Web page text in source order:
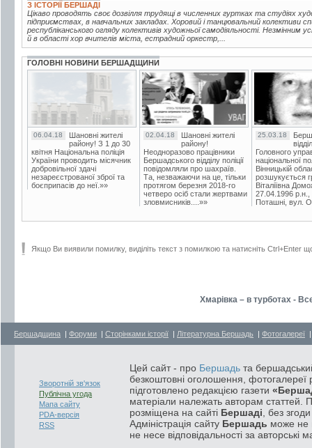
З ІСТОРІЇ БЕРШАДІ
Цікаво проводять своє дозвілля трудящі в численних гуртках та студіях
підприємствах, в навчальних закладах. Хоровий і танцювальний колективи
республіканського огляду колективів художньої самодіяльності. Незмінним
й в області хор вчителів міста, естрадний оркестр,...
ГОЛОВНІ НОВИНИ БЕРШАДЩИНИ
06.04.18
Шановні жителі
району! З 1 до 30
квітня Національна поліція
України проводить місячник
добровільної здачі
незареєстрованої зброї та
боєприпасів до неї.»»
02.04.18
Шановні жителі
району!
Неодноразово працівники
Бершадського відділу поліції
повідомляли про шахраїв.
Та, незважаючи на це, тільки
протягом березня 2018-го
четверо осіб стали жертвами
зловмисників....»»
25.03.18
Головного
національної
Вінницькій
розшукується
Віталіївна
27.04.1996 р.н.,
Поташні, вул.
Якщо Ви виявили помилку, виділіть текст з помилкою та натисніть Ctrl+Enter
Хмарівка – в турботах -
Бершадщина | Форуми | Сторінками історії | Літературна Бершадь | Фотогалереї
Зворотній зв'язок
Публічна угода
Мапа сайту
PDA-версія
RSS
Цей сайт - про Бершадь та
безкоштовні оголошення, фотогалереї
підготовлено редакцією газети
матеріали належать авторам статтей.
розміщена на сайті Бершаді , без
Адміністрація сайту Бершадь може не
не несе відповідальності за авторські